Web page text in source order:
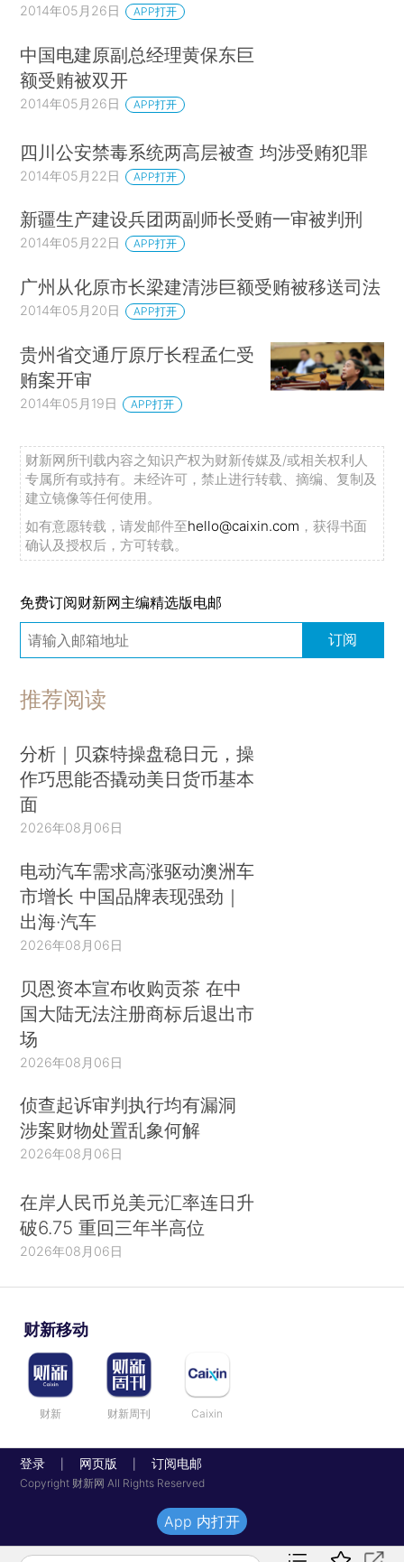
2014年05月26日 APP打开
中国电建原副总经理黄保东巨
额受贿被双开
2014年05月26日 APP打开
四川公安禁毒系统两高层被查 均涉受贿犯罪
2014年05月22日 APP打开
新疆生产建设兵团两副师长受贿一审被判刑
2014年05月22日 APP打开
广州从化原市长梁建清涉巨额受贿被移送司法
2014年05月20日 APP打开
贵州省交通厅原厅长程孟仁受
贿案开审
2014年05月19日 APP打开
财新网所刊载内容之知识产权为财新传媒及/或相关权利人
专属所有或持有。未经许可，禁止进行转载、摘编、复制及
建立镜像等任何使用。
如有意愿转载，请发邮件至hello@caixin.com ，获得书面
确认及授权后，方可转载。
免费订阅财新网主编精选版电邮
订阅
推荐阅读
分析｜贝森特操盘稳日元，操
作巧思能否撬动美日货币基本
面
2026年08月06日
电动汽车需求高涨驱动澳洲车
市增长 中国品牌表现强劲｜
出海·汽车
2026年08月06日
贝恩资本宣布收购贡茶 在中
国大陆无法注册商标后退出市
场
2026年08月06日
侦查起诉审判执行均有漏洞
涉案财物处置乱象何解
2026年08月06日
在岸人民币兑美元汇率连日升
破6.75 重回三年半高位
2026年08月06日
财新移动
财新 财新周刊 Caixin
登录 网页版 订阅电邮
Copyright 财新网 All Rights Reserved
App 内打开